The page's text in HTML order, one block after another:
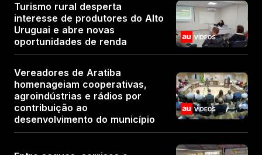
Turismo rural desperta
interesse de produtores do Alto
Uruguai e abre novas
oportunidades de renda
Vereadores de Aratiba
homenageiam cooperativas,
agroindústrias e rádios por
contribuição ao
desenvolvimento do município